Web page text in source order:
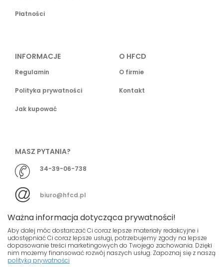
Płatności
INFORMACJE
Regulamin
Polityka prywatności
Jak kupować
O HFCD
O firmie
Kontakt
MASZ PYTANIA?
34-39-06-738
biuro@hfcd.pl
© HFCD - HF Centrum Dystrybucyjne- Wszelkie prawa
Ważna informacja dotycząca prywatności!
Aby dalej móc dostarczać Ci coraz lepsze materiały redakcyjne i
udostępniać Ci coraz lepsze usługi, potrzebujemy zgody na lepsze
dopasowanie treści marketingowych do Twojego zachowania. Dzięki
nim możemy finansować rozwój naszych usług. Zapoznaj się z naszą
polityką prywatności